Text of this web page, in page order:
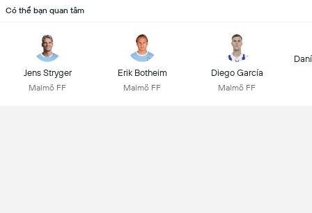
Có thể bạn quan tâm
Jens Stryger
Malmö FF
Erik Botheim
Malmö FF
Diego García
Malmö FF